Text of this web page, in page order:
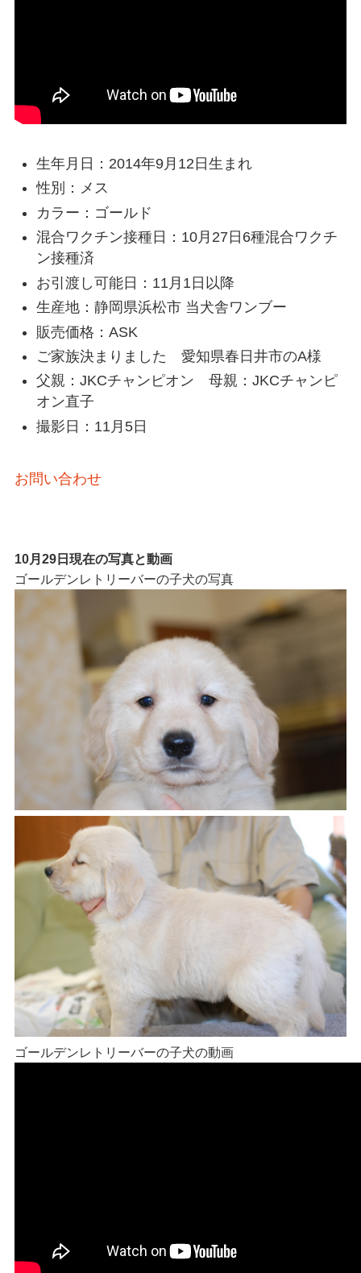
生年月日：2014年9月12日生まれ
性別：メス
カラー：ゴールド
混合ワクチン接種日：10月27日6種混合ワクチ
ン接種済
お引渡し可能日：11月1日以降
生産地：静岡県浜松市 当犬舎ワンブー
販売価格：ASK
ご家族決まりました 愛知県春日井市のA様
父親：JKCチャンピオン 母親：JKCチャンピ
オン直子
撮影日：11月5日
お問い合わせ
10月29日現在の写真と動画
ゴールデンレトリーバーの子犬の写真
ゴールデンレトリーバーの子犬の動画